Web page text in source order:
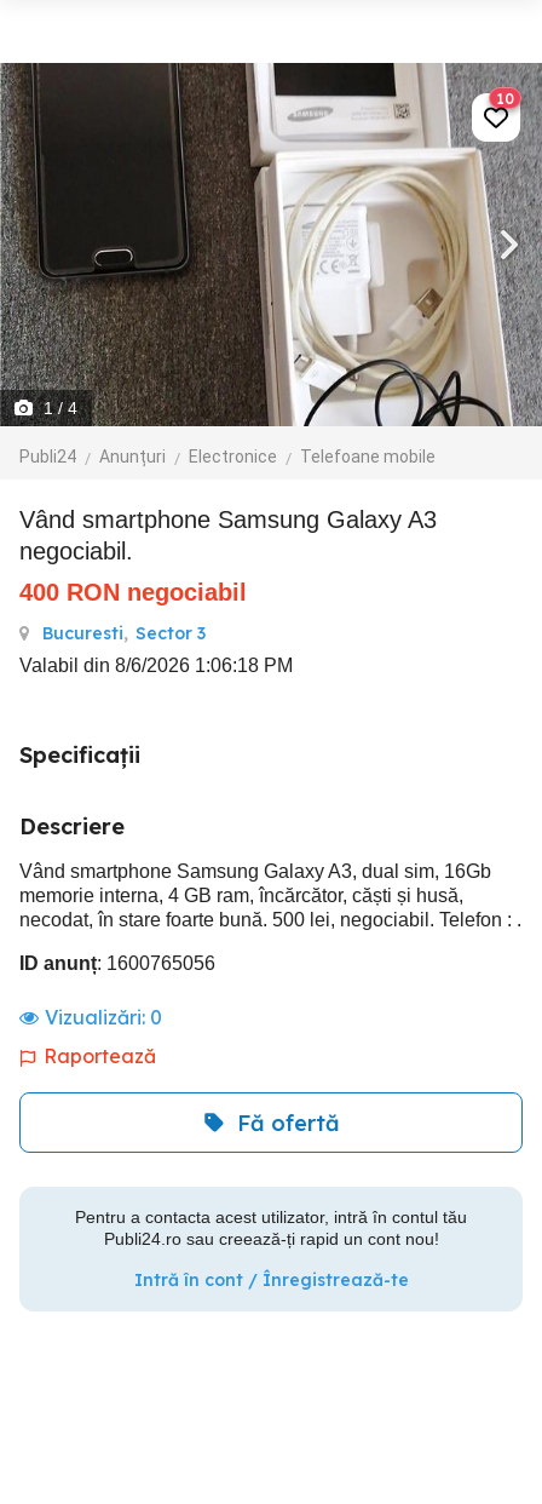
1/ 4
Publi24 Anunțuri Electronice Telefoane mobile
10
Vând smartphone Samsung Galaxy A3
negociabil.
400 RON negociabil
Bucuresti, Sector 3
Valabil din 8/6/2026 1:06:18 PM
Specificații
Descriere
Vând smartphone Samsung Galaxy A3, dual sim, 16Gb
memorie interna, 4 GB ram, încărcător, căști și husă,
necodat, în stare foarte bună. 500 lei, negociabil. Telefon : .
ID anunț: 1600765056
Vizualizări: 0
Raportează
Fă ofertă
Pentru a contacta acest utilizator, intră în contul tău
Publi24.ro sau creează-ți rapid un cont nou!
Intră în cont / Înregistrează-te